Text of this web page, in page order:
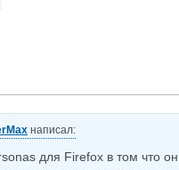
написал:
для Firefox в том что